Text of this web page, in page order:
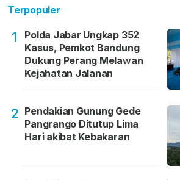
Terpopuler
1
Polda Jabar Ungkap 352
Kasus, Pemkot Bandung
Dukung Perang Melawan
Kejahatan Jalanan
2 Pendakian Gunung Gede
Pangrango Ditutup Lima
Hari akibat Kebakaran